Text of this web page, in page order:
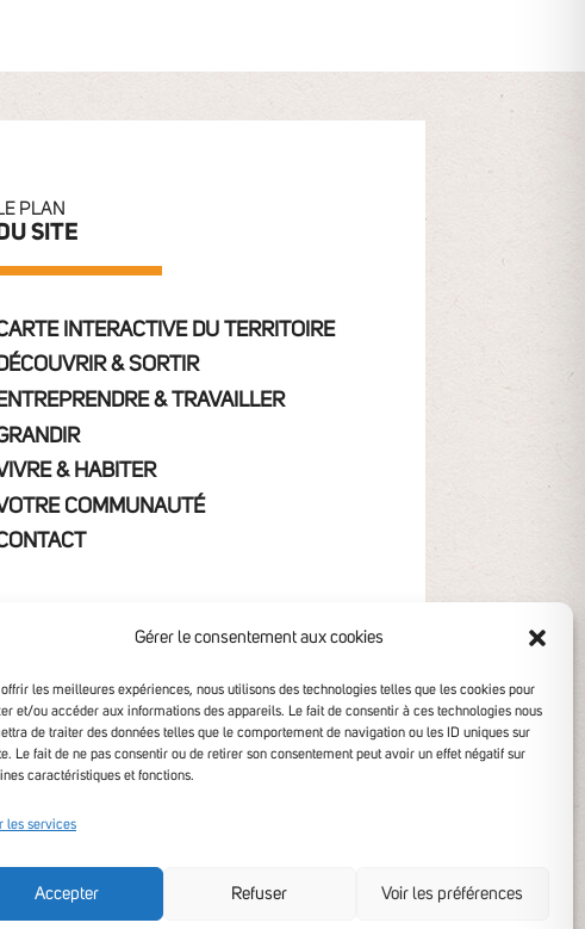
Gérer le consentement aux cookies
offrir les meilleures expériences, nous utilisons des technologies telles que les cookies pour
et/ou accéder aux informations des appareils. Le fait de consentir à ces technologies nous
de traiter des données telles que le comportement de navigation ou les ID uniques sur
Le fait de ne pas consentir ou de retirer son consentement peut avoir un effet négatif sur
caractéristiques et fonctions.
les services
Accepter Refuser Voir les préférences
PLAN
DU SITE
INTERACTIVE DU TERRITOIRE
DÉCOUVRIR & SORTIR
ENTREPRENDRE & TRAVAILLER
& HABITER
COMMUNAUTÉ